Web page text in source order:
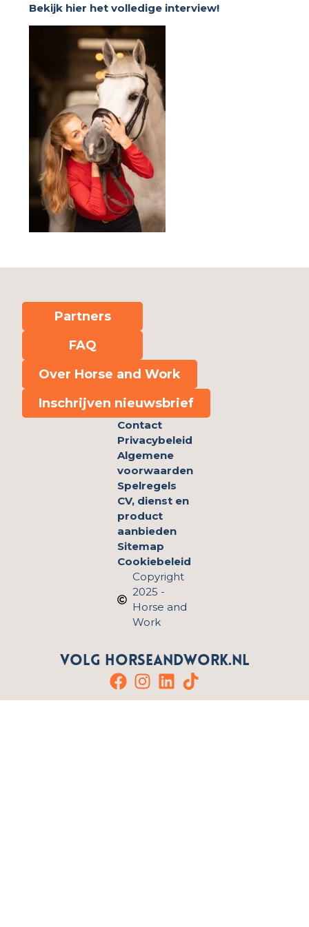
Bekijk hier het volledige interview!
Partners
FAQ
Over Horse and Work
Inschrijven nieuwsbrief
Contact
Privacybeleid
Algemene
voorwaarden
Spelregels
CV, dienst en
product
aanbieden
Sitemap
Cookiebeleid
Copyright
2025 -
Horse and
Work
Volg HorseandWork.nl